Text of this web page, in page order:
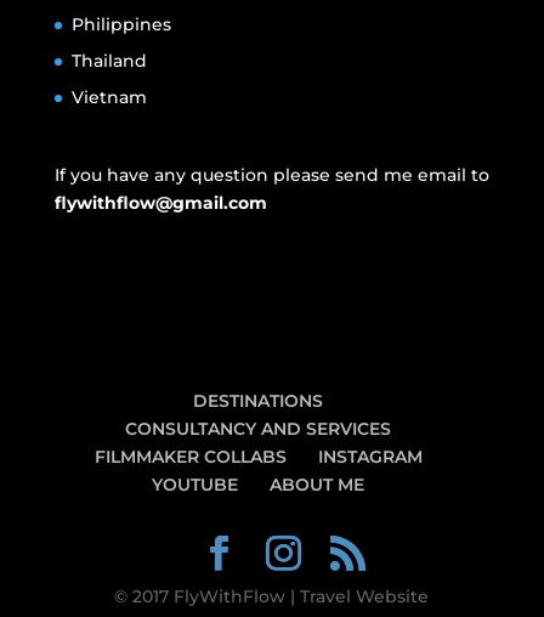
Philippines
Thailand
Vietnam
If you have any question please send me email to
flywithflow@gmail.com
DESTINATIONS
CONSULTANCY AND SERVICES
FILMMAKER COLLABS
INSTAGRAM
YOUTUBE
ABOUT ME
© 2017 FlyWithFlow | Travel Website